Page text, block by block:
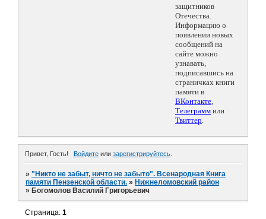
защитников
Отечества.
Информацию о
появлении новых
сообщений на
сайте можно
узнавать,
подписавшись на
страничках книги
памяти в
ВКонтакте,
Телеграмм или
Твиттер.
Привет, Гость! Войдитеили зарегистрируйтесь.
»"Никто не забыт, ничто не забыто". Всенародная Книга
памяти Пензенской области. » Нижнеломовский район
» Богомолов Василий Григорьевич
Страница:1